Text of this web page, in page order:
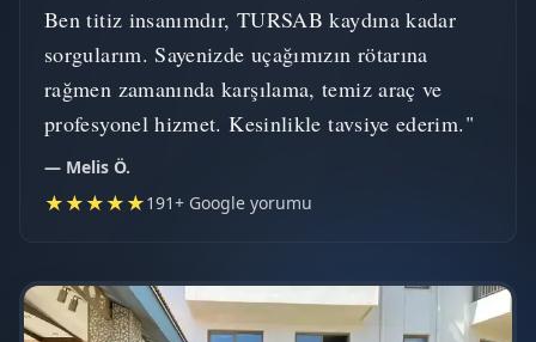
Ben titiz insanımdır, TURSAB kaydına kadar
sorgularım. Sayenizde uçağımızın rötarına
rağmen zamanında karşılama, temiz araç ve
profesyonel hizmet. Kesinlikle tavsiye ederim."
— Melis Ö.
★★★★★191+ Google yorumu